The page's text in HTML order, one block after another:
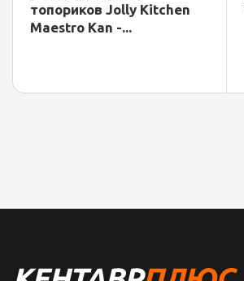
топориков Jolly Kitchen
Maestro Kan -...